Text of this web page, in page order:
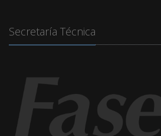
Secretaría Técnica